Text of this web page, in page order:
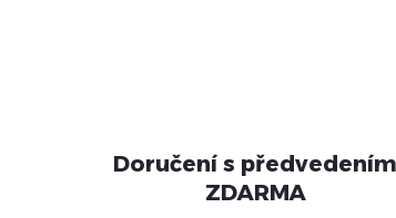
Doručení s předvedením
ZDARMA